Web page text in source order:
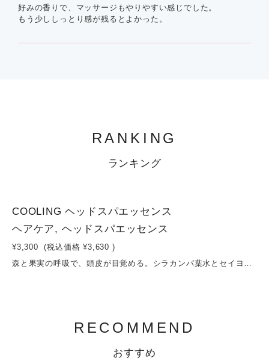
好みの香りで、マッサージもやりやすい感じでした。
もう少ししっとり感が残るとよかった。
RANKING
ランキング
COOLING ヘッドスパエッセンス
ヘアケア, ヘッドスパエッセンス
¥3,300 (税込価格 ¥3,630 )
森と果実の呼吸で、頭皮が目覚める。シラカンバ葉水とセイヨウノコギリソウ花水をベースに、コメ発酵液やハーブエキスを贅沢に配合したヘッドスパエッセンス。頭皮をやさしくうるおしながら整え、健やかなコンディションへ導きます。ローズマリーやセージ、スギナなどの植物の恵みが頭皮環境をすこやかに保ち、ダイダイやパッションフルーツ（クダモノトケイソウ）のフルーティーなエキスがみずみずしい透明感をプラス。さらに、ユズ・スペアミント・ユーカリの爽やかな香りが広がり、まるで森の中で深呼吸するような心地よさを感じられます。ベタつかず軽やかな使用感で、毎日のケアにも、サロンのヘッドスパにも最適です。容量：150ml
RECOMMEND
おすすめ